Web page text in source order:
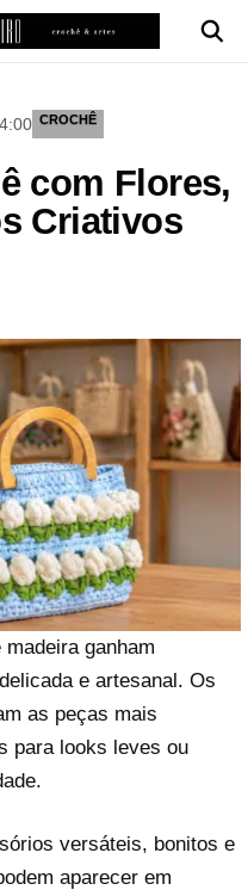
CROCHÊ
com Flores,
Criativos
ganham
e artesanal. Os
as peças mais
para looks leves ou
versáteis, bonitos e
aparecer em